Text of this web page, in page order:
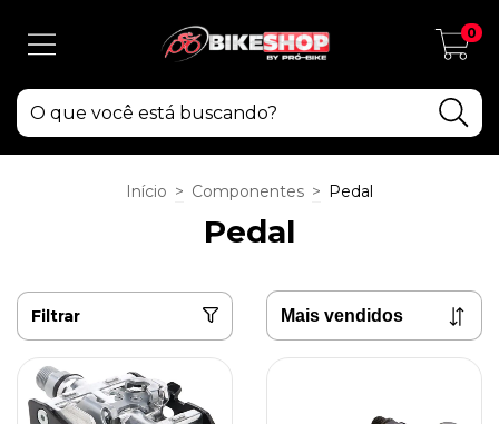
0
Início > Componentes > Pedal
Pedal
Filtrar